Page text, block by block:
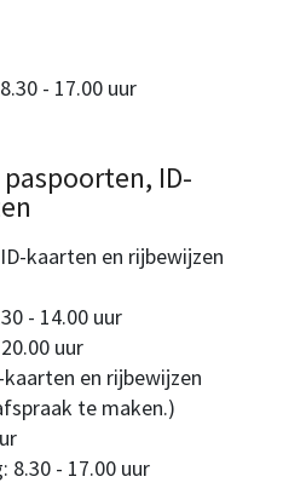
- 17.00 uur
ID-
kaarten en rijbewijzen
- 14.00 uur
uur
en rijbewijzen
te maken.)
8.30 - 17.00 uur